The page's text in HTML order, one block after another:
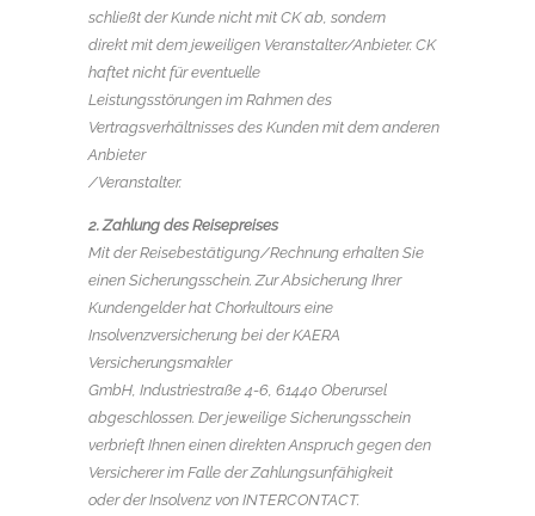
schließt der Kunde nicht mit CK ab, sondern
direkt mit dem jeweiligen Veranstalter/Anbieter. CK
haftet nicht für eventuelle
Leistungsstörungen im Rahmen des
Vertragsverhältnisses des Kunden mit dem anderen
Anbieter
/Veranstalter.
2. Zahlung des Reisepreises
Mit der Reisebestätigung/Rechnung erhalten Sie
einen Sicherungsschein. Zur Absicherung Ihrer
Kundengelder hat Chorkultours eine
Insolvenzversicherung bei der KAERA
Versicherungsmakler
GmbH, Industriestraße 4-6, 61440 Oberursel
abgeschlossen. Der jeweilige Sicherungsschein
verbrieft Ihnen einen direkten Anspruch gegen den
Versicherer im Falle der Zahlungsunfähigkeit
oder der Insolvenz von INTERCONTACT.